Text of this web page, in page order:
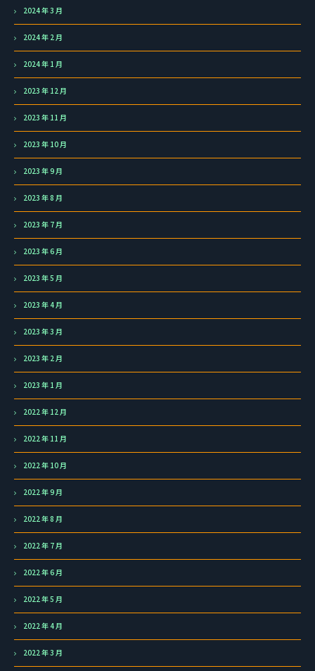
2024 年 3 月
2024 年 2 月
2024 年 1 月
2023 年 12 月
2023 年 11 月
2023 年 10 月
2023 年 9 月
2023 年 8 月
2023 年 7 月
2023 年 6 月
2023 年 5 月
2023 年 4 月
2023 年 3 月
2023 年 2 月
2023 年 1 月
2022 年 12 月
2022 年 11 月
2022 年 10 月
2022 年 9 月
2022 年 8 月
2022 年 7 月
2022 年 6 月
2022 年 5 月
2022 年 4 月
2022 年 3 月